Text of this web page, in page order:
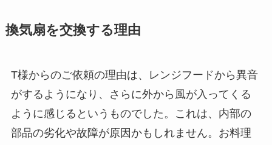
換気扇を交換する理由
T様からのご依頼の理由は、レンジフードから異音
がするようになり、さらに外から風が入ってくる
ように感じるというものでした。これは、内部の
部品の劣化や故障が原因かもしれません。お料理